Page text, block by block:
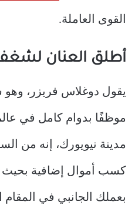
القوى العاملة.
أطلق العنان
يقول دوغلاس فريزر، وهو
موظفًا بدوام كامل في
مدينة نيويورك، إنه من
كسب أموال إضافية
بعملك الجانبي في المقام